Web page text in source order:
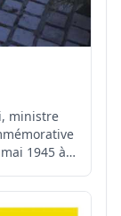
ministre
1945 à